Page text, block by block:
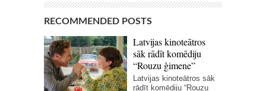
RECOMMENDED POSTS
Latvijas kinoteātros
sāk rādīt komēdiju
“Rouzu ģimene”
Latvijas kinoteātros sāk
rādīt komēdiju “Rouzu